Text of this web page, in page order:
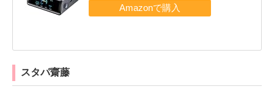
スタパ齋藤